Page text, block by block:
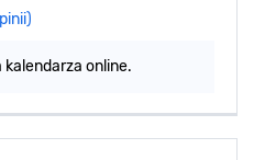
online.